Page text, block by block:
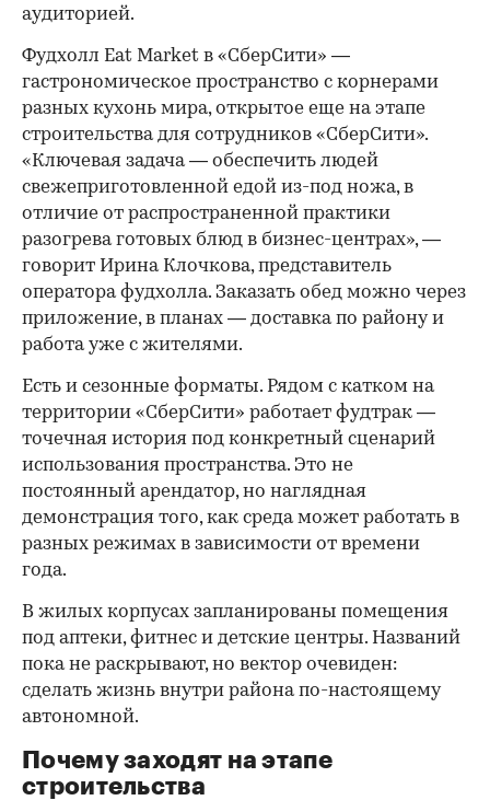
аудиторией.
Фудхолл Eat Market в «СберСити» —
гастрономическое пространство с корнерами
разных кухонь мира, открытое еще на этапе
строительства для сотрудников «СберСити».
«Ключевая задача — обеспечить людей
свежеприготовленной едой из-под ножа, в
отличие от распространенной практики
разогрева готовых блюд в бизнес-центрах», —
говорит Ирина Клочкова, представитель
оператора фудхолла. Заказать обед можно через
приложение, в планах — доставка по району и
работа уже с жителями.
Есть и сезонные форматы. Рядом с катком на
территории «СберСити» работает фудтрак —
точечная история под конкретный сценарий
использования пространства. Это не
постоянный арендатор, но наглядная
демонстрация того, как среда может работать в
разных режимах в зависимости от времени
года.
В жилых корпусах запланированы помещения
под аптеки, фитнес и детские центры. Названий
пока не раскрывают, но вектор очевиден:
сделать жизнь внутри района по-настоящему
автономной.
Почему заходят на этапе
строительства